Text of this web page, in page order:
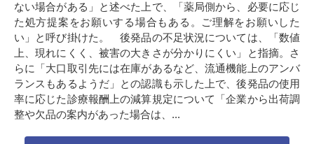
ない場合がある」と述べた上で、「薬局側から、必要に応じ
た処方提案をお願いする場合もある。ご理解をお願いした
い」と呼び掛けた。 後発品の不足状況については、「数値
上、現れにくく、被害の大きさが分かりにくい」と指摘。さ
らに「大口取引先には在庫があるなど、流通機能上のアンバ
ランスもあるようだ」との認識も示した上で、後発品の使用
率に応じた診療報酬上の減算規定について「企業から出荷調
整や欠品の案内があった場合は、...